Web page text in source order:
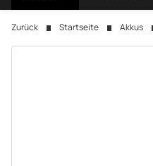
Zurück Startseite Akkus